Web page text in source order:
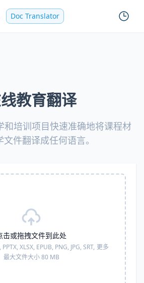
Doc Translator
教育翻译
和培训项目快速准确地将课程材
件翻译成任何语言。
击或拖拽文件到此处
PPTX, XLSX, EPUB, PNG, JPG, SRT, 更多
最大文件大小 80 MB